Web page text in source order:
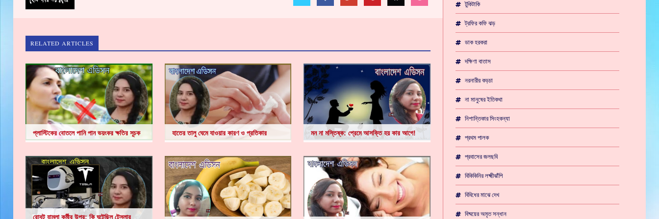
RELATED ARTICLES
প্লাস্টিকের বোতলে পানি পান ভয়ংকর ক্ষতির সূচক হাতের তালু ঘেমে যাওয়ার কারণ ও প্রতিকার মন না মস্তিষ্ক: প্রেমে আসক্তি হয় কার আগে!
রোবট হামলা কর্মীর উপর: কি ঘটেছিল টেসলার
টুকিটাকি
ট্রফির কফি ঝড়
ডাক হরকরা
দক্ষিণা বাতাস
নরনারীর কড়চা
না মানুষের ইতিকথা
নিশান্তিকার সিংহকন্যা
প্রথম পালক
প্রবাসের জলছবি
বিকিকিনির লক্ষ্মীঝাঁপি
বিবিধের মাঝে দেখ
বিষ্ময়ের অমৃত সন্ধান